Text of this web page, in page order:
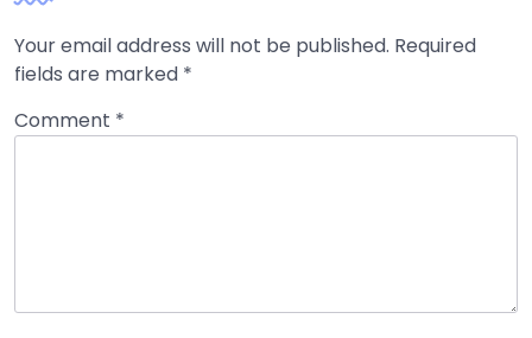
Your email address will not be published. Required
fields are marked *
Comment *